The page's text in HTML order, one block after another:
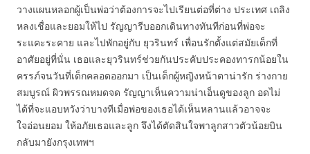
วางแผนหลอกผู้เป็นพ่อว่าต้องการจะไปเรียนต่อที่ต่าง ประเทศ เถลิง
หลงเชื่อและยอมให้ไป รัญญารีบออกเดินทางทันทีก่อนที่พ่อจะ
ระแคะระคาย และไปพักอยู่กับ ยุวรินทร์ เพื่อนรักตั้งแต่สมัยเด็กที่
อาศัยอยู่ที่นั่น เธอและยุวรินทร์ช่วยกันประคับประคองทารกน้อยใน
ครรภ์จนวันที่เด็กคลอดออกมา เป็นเด็กผู้หญิงหน้าตาน่ารัก ร่างกาย
สมบูรณ์ ผิวพรรณหมดจด รัญญาเห็นความน่าเอ็นดูของลูก อดไม่
ได้ที่จะแอบหวังว่าบางทีเมื่อพ่อของเธอได้เห็นหลานแล้วอาจจะ
ใจอ่อนยอม ให้อภัยเธอและลูก จึงได้ตัดสินใจพาลูกสาวตัวน้อยบิน
กลับมายังกรุงเทพฯ